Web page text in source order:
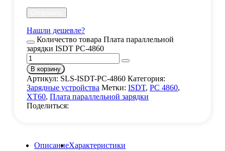
Нашли дешевле?
Количество товара Плата параллельной
зарядки ISDT PC-4860
В корзину
Артикул: SLS-ISDT-PC-4860 Категория:
Зарядные устройства Метки: ISDT, PC 4860,
XT60, Плата параллельной зарядки
Поделиться:
ОписаниеХарактеристики